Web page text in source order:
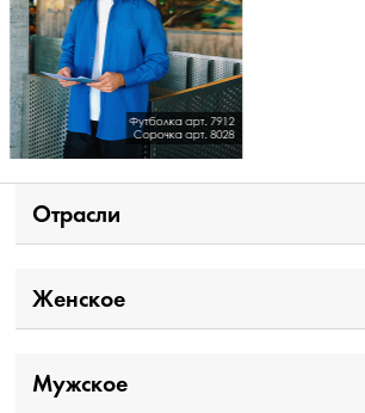
Отрасли
Женское
Мужское